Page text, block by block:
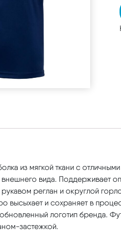
из мягкой ткани с
вида. Поддерживает
реглан и округлой
высыхает и сохраняет в
логотип бренда.
застежкой.